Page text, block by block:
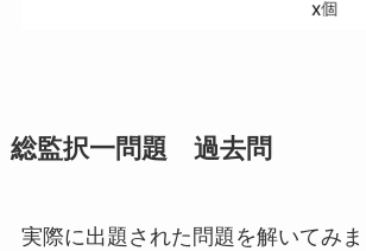
総監択一問題 過去問
実際に出題された問題を解いてみま